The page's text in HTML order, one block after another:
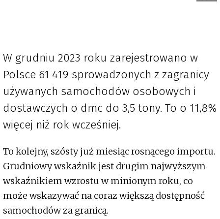
W grudniu 2023 roku zarejestrowano w
Polsce 61 419 sprowadzonych z zagranicy
używanych samochodów osobowych i
dostawczych o dmc do 3,5 tony. To o 11,8%
więcej niż rok wcześniej.
To kolejny, szósty już miesiąc rosnącego importu.
Grudniowy wskaźnik jest drugim najwyższym
wskaźnikiem wzrostu w minionym roku, co
może wskazywać na coraz większą dostępność
samochodów za granicą.